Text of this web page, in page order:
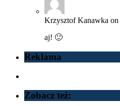
Krzysztof Kanawka on
aj! 🙂
Reklama
Zobacz też: